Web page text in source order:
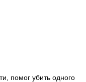
помог убить одного